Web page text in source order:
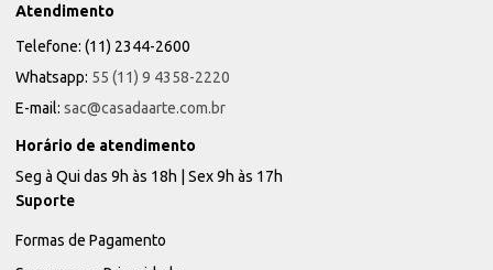
Atendimento
Telefone: (11) 2344-2600
Whatsapp: 55 (11) 9 4358-2220
E-mail: sac@casadaarte.com.br
Horário de atendimento
Seg à Qui das 9h às 18h | Sex 9h às 17h
Suporte
Formas de Pagamento